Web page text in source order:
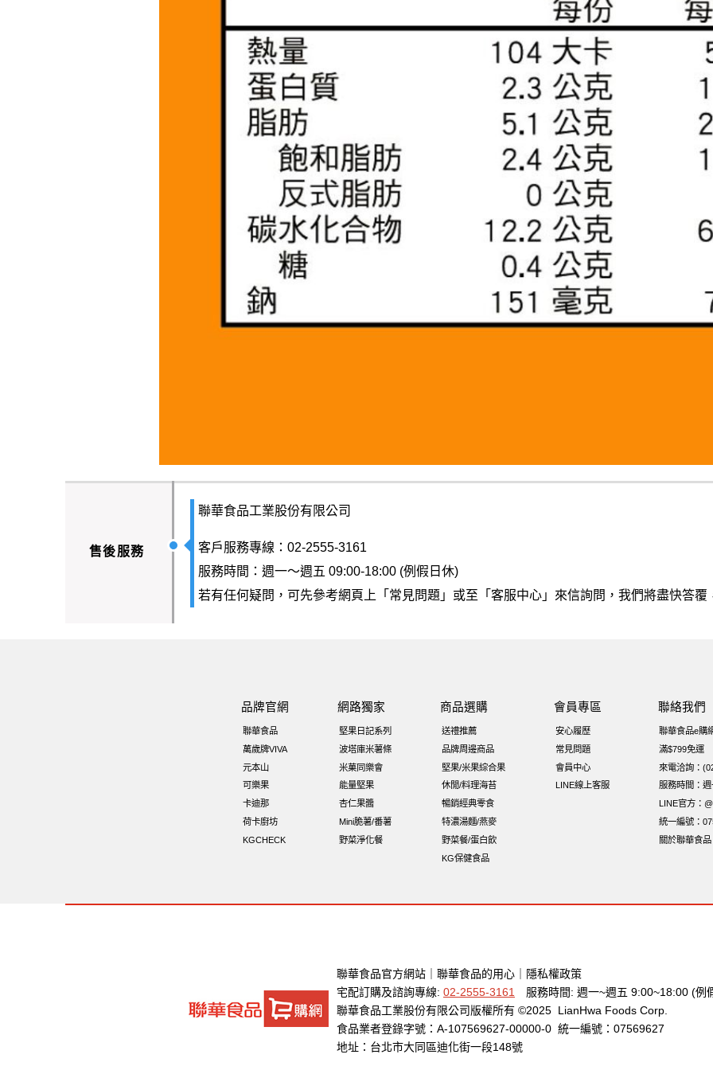
售後服務
聯華食品工業股份有限公司
客戶服務專線：02-2555-3161
服務時間：週一～週五 09:00-18:00 (例假日休)
若有任何疑問，可先參考網頁上
「常見問題」 或至 「客服中心」 來信詢問，我們將盡快答覆
品牌官網
聯華食品
萬歲牌VIVA
元本山
可樂果
卡迪那
荷卡廚坊
KGCHECK
網路獨家
堅果日記系列
波塔庫米薯條
米菓同樂會
能量堅果
杏仁果醬
Mini脆薯/番薯
野菜淨化餐
商品選購
送禮推薦
品牌周邊商品
堅果/米果綜合果
休閒/料理海苔
暢銷經典零食
特濃湯麵/燕麥
野菜餐/蛋白飲
KG保健食品
會員專區
安心履歷
常見問題
會員中心
LINE線上客服
聯絡我們
聯華食品e購
滿$799免運
來電洽詢：
服務時間：
LINE官方：
統一編號：
關於聯華食品
聯華食品官方網站 聯華食品的用心
隱私權政策
宅配訂購及諮詢專線: 02-2555-3161 服務時間: 週一~週五 9:00~18:00 (例
聯華食品工業股份有限公司版權所有 ©2025 LianHwa Foods Corp.
食品業者登錄字號：A-107569627-00000-0 統一編號：07569627
地址：台北市大同區迪化街一段148號